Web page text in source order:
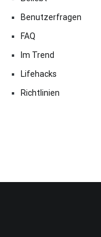
Benutzerfragen
FAQ
Im Trend
Lifehacks
Richtlinien